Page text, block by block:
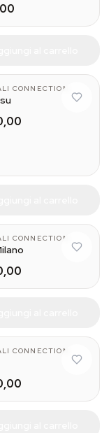
CONNECTION
CONNECTION
CONNECTION